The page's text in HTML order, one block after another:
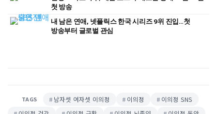
첫 방송
내 남은 연애, 넷플릭스 한국 시리즈 9위 진입…첫
방송부터 글로벌 관심
TAGS 남자셋 여자셋 이의정 이의정
이의정 SNS